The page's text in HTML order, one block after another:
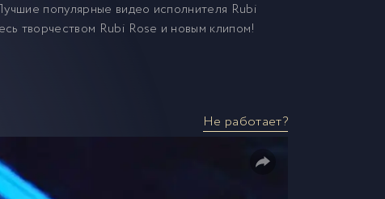
популярные видео исполнителя Rubi
творчеством Rubi Rose и новым клипом!
Не работает?